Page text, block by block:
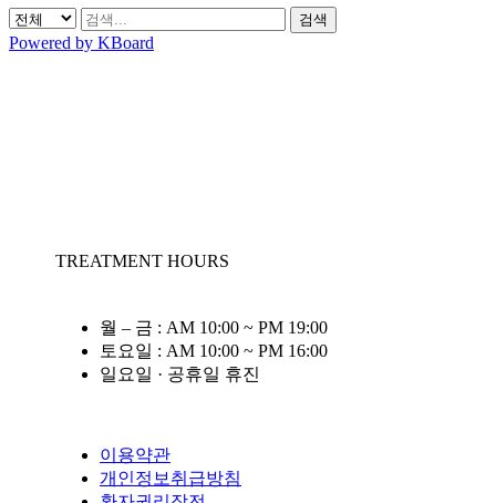
검색
Powered by KBoard
TREATMENT HOURS
월 – 금 : AM 10:00 ~ PM 19:00
토요일 : AM 10:00 ~ PM 16:00
일요일 · 공휴일 휴진
이용약관
개인정보취급방침